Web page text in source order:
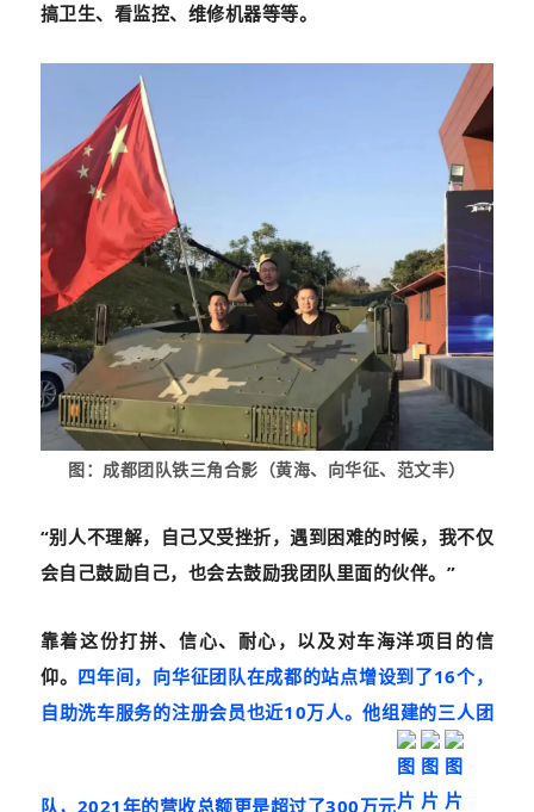
搞卫生、看监控、维修机器等等。
图：成都团队铁三角合影（黄海、向华征、范文丰）
“别人不理解，自己又受挫折，遇到困难的时候，我不仅
会自己鼓励自己，也会去鼓励我团队里面的伙伴。”
靠着这份打拼、信心、耐心，以及对车海洋项目的信
仰。 四年间，向华征团队在成都的站点增设到了16个，
自助洗车服务的注册会员也近10万人。他组建的三人团
队，2021年的营收总额更是超过了300万元